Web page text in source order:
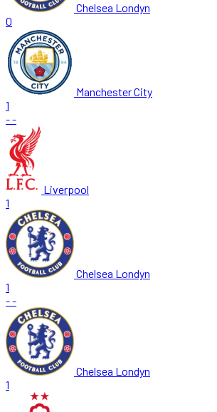
Chelsea Londyn
0
Manchester City
1
--
Liverpool
1
Chelsea Londyn
1
--
Chelsea Londyn
1